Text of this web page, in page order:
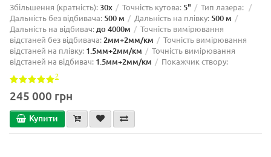
Збільшення (кратність):30х Точність кутова: 5"
Тип лазера:
Дальність без відбивача: 500 м Дальність на плівку: 500 м
Дальність на відбивач:до 4000м
Точність вимірювання
відстаней без відбивача:2мм+2мм/км
Точність вимірювання
відстаней на плівку: 1.5мм+2мм/км
Точність вимірювання
відстаней на відбивач: 1.5мм+2мм/км Покажчик створу:
2
245 000 грн
Купити